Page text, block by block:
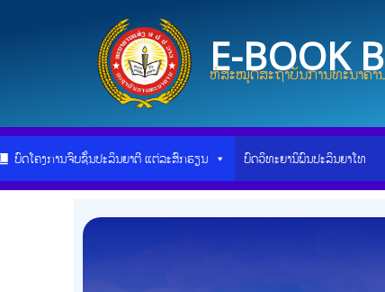
E-BOOK
ຫໍສະໝຸດສະຖາບັນການທະນາຄາ
ບົດໂຄງການຈົບຊັ້ນປະລິນຍາຕີ ແຕ່ລະສົກຮຽນ ບົດວິທະຍານິພົນປະລິນຍາໂທ